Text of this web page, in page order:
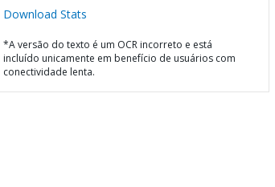
Download Stats
*A versão do texto é um OCR incorreto e está
incluído unicamente em benefício de usuários com
conectividade lenta.